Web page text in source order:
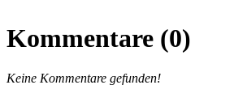
Kommentare (0)
Keine Kommentare gefunden!